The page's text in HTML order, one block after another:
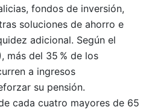
fondos de inversión,
soluciones de ahorro e
adicional. Según el
más del 35 % de los
a ingresos
su pensión.
cada cuatro mayores de 65